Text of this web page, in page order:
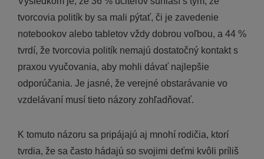
tvorcovia politík by sa mali pýtať, či je zavedenie
notebookov alebo tabletov vždy dobrou voľbou, a 44 %
tvrdí, že tvorcovia politík nemajú dostatočný kontakt s
praxou vyučovania, aby mohli dávať najlepšie
odporúčania. Je jasné, že verejné obstarávanie vo
vzdelávaní musí tieto názory zohľadňovať.
K tomuto názoru sa pripájajú aj mnohí rodičia, ktorí
tvrdia, že sa často hádajú so svojimi deťmi kvôli príliš